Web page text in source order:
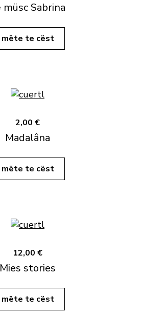
müsc Sabrina
mëte te cëst
2,00 €
Madalâna
mëte te cëst
12,00 €
Mies stories
mëte te cëst